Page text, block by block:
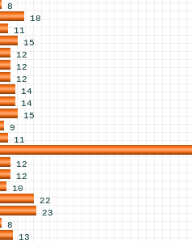
8
18
11
15
12
12
12
14
14
15
9
11
12
12
10
22
23
8
13